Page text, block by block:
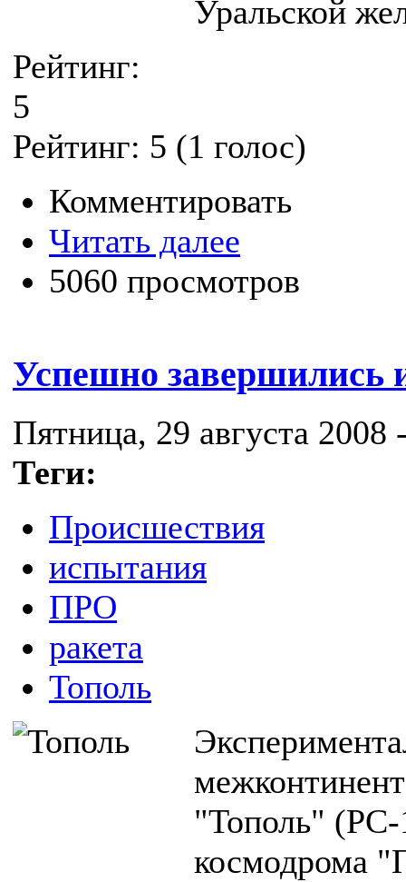
Уральской
Рейтинг:
5
Рейтинг: 5 (1 голос)
Комментировать
Читать далее
5060 просмотров
Успешно
Пятница, 29 августа 2008
Теги:
Происшествия
испытания
ПРО
ракета
Тополь
"Тополь"
космодрома